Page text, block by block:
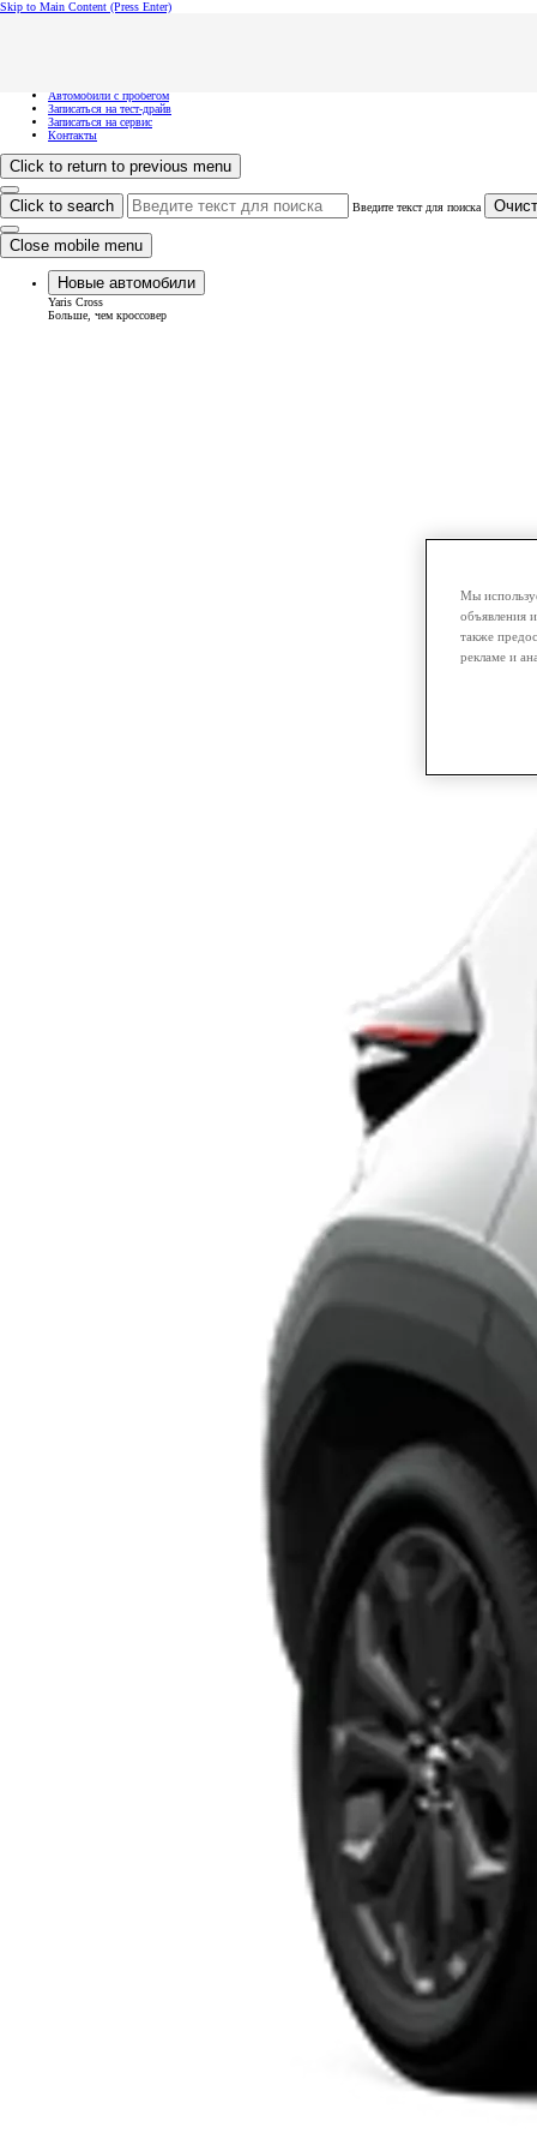
Skip to Main Content (Press Enter)
Автомобили с пробегом
Записаться на тест-драйв
Записаться на сервис
Контакты
Click to return to previous menu
Click to search Введите текст для поиска
Close mobile menu
Новые автомобили
Yaris Cross
Больше, чем кроссовер
Мы
объявления
также
рекламе и